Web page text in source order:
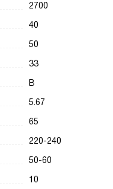
2700
40
50
33
B
5.67
65
220-240
50-60
10